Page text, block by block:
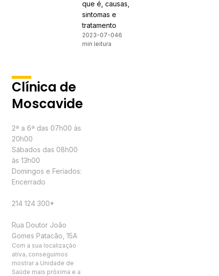
que é, causas,
sintomas e
tratamento
2023-07-046
min leitura
Clínica de
Moscavide
2ª a 6ª das 07h00 às
20h00
Sábados das 08h00
às 13h00
Domingos e Feriados:
Encerrado
214 124 300*
Rua Doutor João
Gomes Patacão, 15A
Com a sua localização
ativa, conseguimos
mostrar a Unidade de
Saúde mais próxima e a